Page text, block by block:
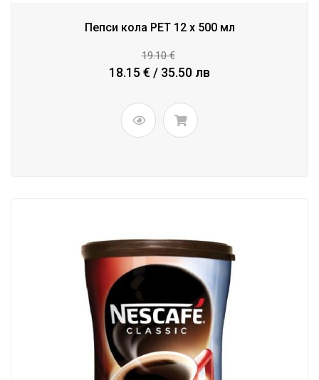
Пепси кола PET 12 x 500 мл
19.10 €
18.15 € / 35.50 лв